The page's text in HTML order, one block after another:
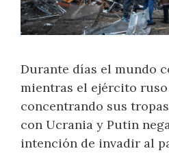
Durante días el mundo
mientras el ejército
concentrando sus
con Ucrania y Putin
intención de invadir al